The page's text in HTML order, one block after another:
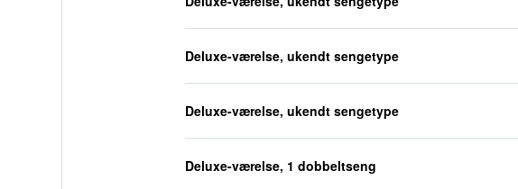
Deluxe-værelse, ukendt sengetype
Deluxe-værelse, ukendt sengetype
Deluxe-værelse, 1 dobbeltseng